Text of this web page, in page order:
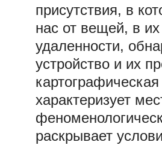
присутствия, в
нас от вещей, в
удаленности,
устройство и их
характеризует
раскрывает